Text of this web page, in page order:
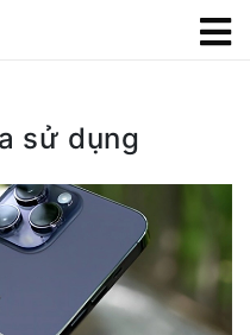
sử dụng